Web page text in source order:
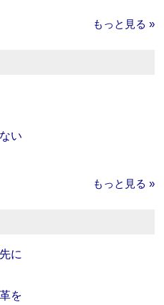
もっと見る »
い
もっと見る »
に
を